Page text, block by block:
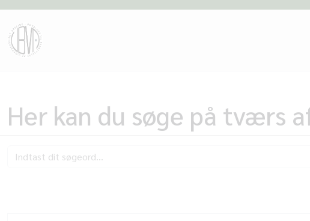
Her kan du søge på tværs